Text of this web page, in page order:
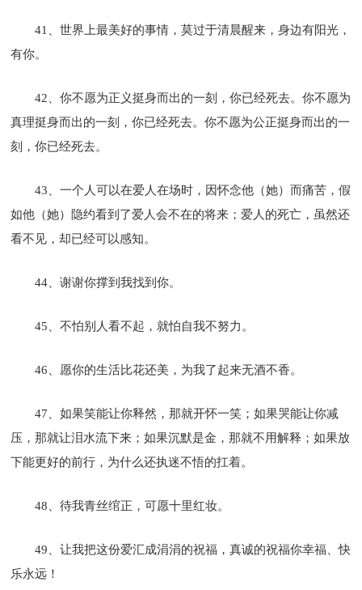
41、世界上最美好的事情，莫过于清晨醒来，身边有阳光，
有你。
42、你不愿为正义挺身而出的一刻，你已经死去。你不愿为
真理挺身而出的一刻，你已经死去。你不愿为公正挺身而出的一
刻，你已经死去。
43、一个人可以在爱人在场时，因怀念他（她）而痛苦，假
如他（她）隐约看到了爱人会不在的将来；爱人的死亡，虽然还
看不见，却已经可以感知。
44、谢谢你撑到我找到你。
45、不怕别人看不起，就怕自我不努力。
46、愿你的生活比花还美，为我了起来无酒不香。
47、如果笑能让你释然，那就开怀一笑；如果哭能让你减
压，那就让泪水流下来；如果沉默是金，那就不用解释；如果放
下能更好的前行，为什么还执迷不悟的扛着。
48、待我青丝绾正，可愿十里红妆。
49、让我把这份爱汇成涓涓的祝福，真诚的祝福你幸福、快
乐永远！